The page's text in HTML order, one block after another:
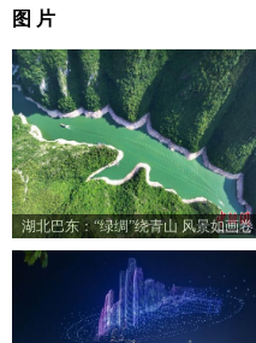
图 片
湖北巴东：“绿绸”绕青山 风景如画卷